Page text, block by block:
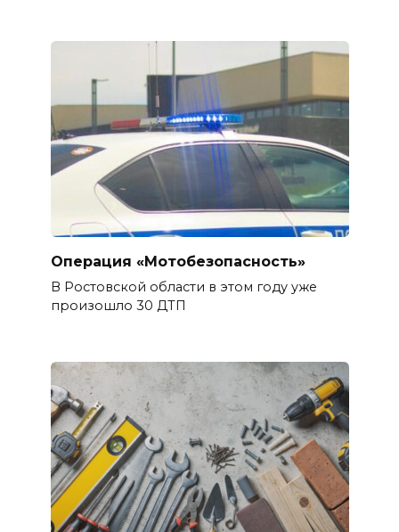
Операция «Мотобезопасность»
В Ростовской области в этом году уже
произошло 30 ДТП